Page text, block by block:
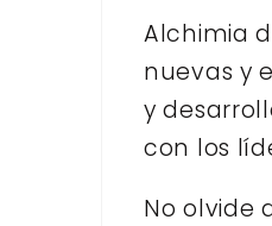
Alchimia
nuevas y
y
con los
No olvide